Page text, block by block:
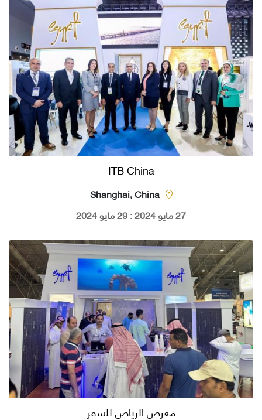
ITB China
Shanghai, China
27 مايو 2024 : 29 مايو 2024
معرض الرياض للسفر